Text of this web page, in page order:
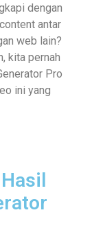
dengan
antar
web lain?
kita pernah
Pro
ini yang